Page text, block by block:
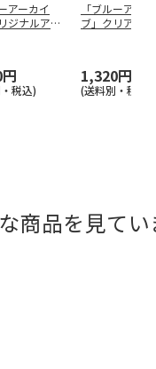
アーカイ
ジナルアク
税込)
「ブルーアーカ
ブ」クリアファ
1,320円
(送料別・税込)
商品を見てい